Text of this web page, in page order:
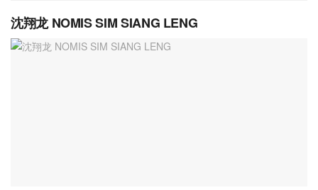
沈翔龙 NOMIS SIM SIANG LENG